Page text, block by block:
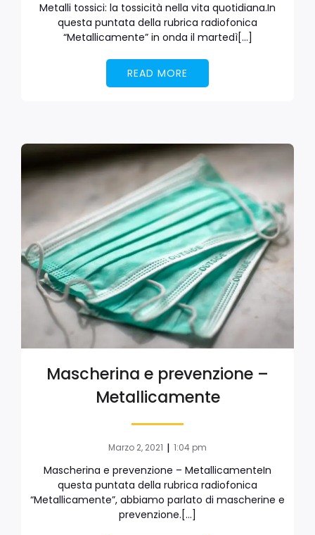
Metalli tossici: la tossicità nella vita quotidiana.In
questa puntata della rubrica radiofonica
“Metallicamente” in onda il martedì[…]
READ MORE
Mascherina e prevenzione –
Metallicamente
Marzo 2, 2021 | 1:04 pm
Mascherina e prevenzione – MetallicamenteIn
questa puntata della rubrica radiofonica
“Metallicamente”, abbiamo parlato di mascherine e
prevenzione.[…]